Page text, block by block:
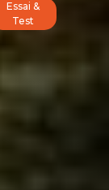
Essai &
Test